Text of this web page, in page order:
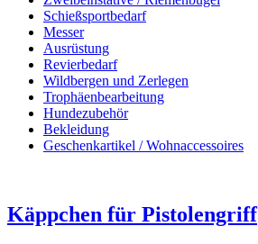
Schießsportbedarf
Messer
Ausrüstung
Revierbedarf
Wildbergen und Zerlegen
Trophäenbearbeitung
Hundezubehör
Bekleidung
Geschenkartikel / Wohnaccessoires
Käppchen für Pistolengriff